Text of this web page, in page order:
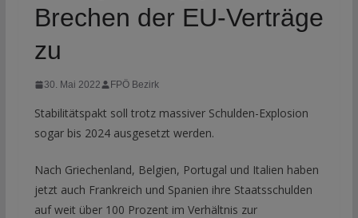
Brechen der EU-Verträge
zu
30. Mai 2022 FPÖ Bezirk
Stabilitätspakt soll trotz massiver Schulden-Explosion
sogar bis 2024 ausgesetzt werden.
Nach Griechenland, Belgien, Portugal und Italien haben
jetzt auch Frankreich und Spanien ihre Staatsschulden
auf weit über 100 Prozent im Verhältnis zur